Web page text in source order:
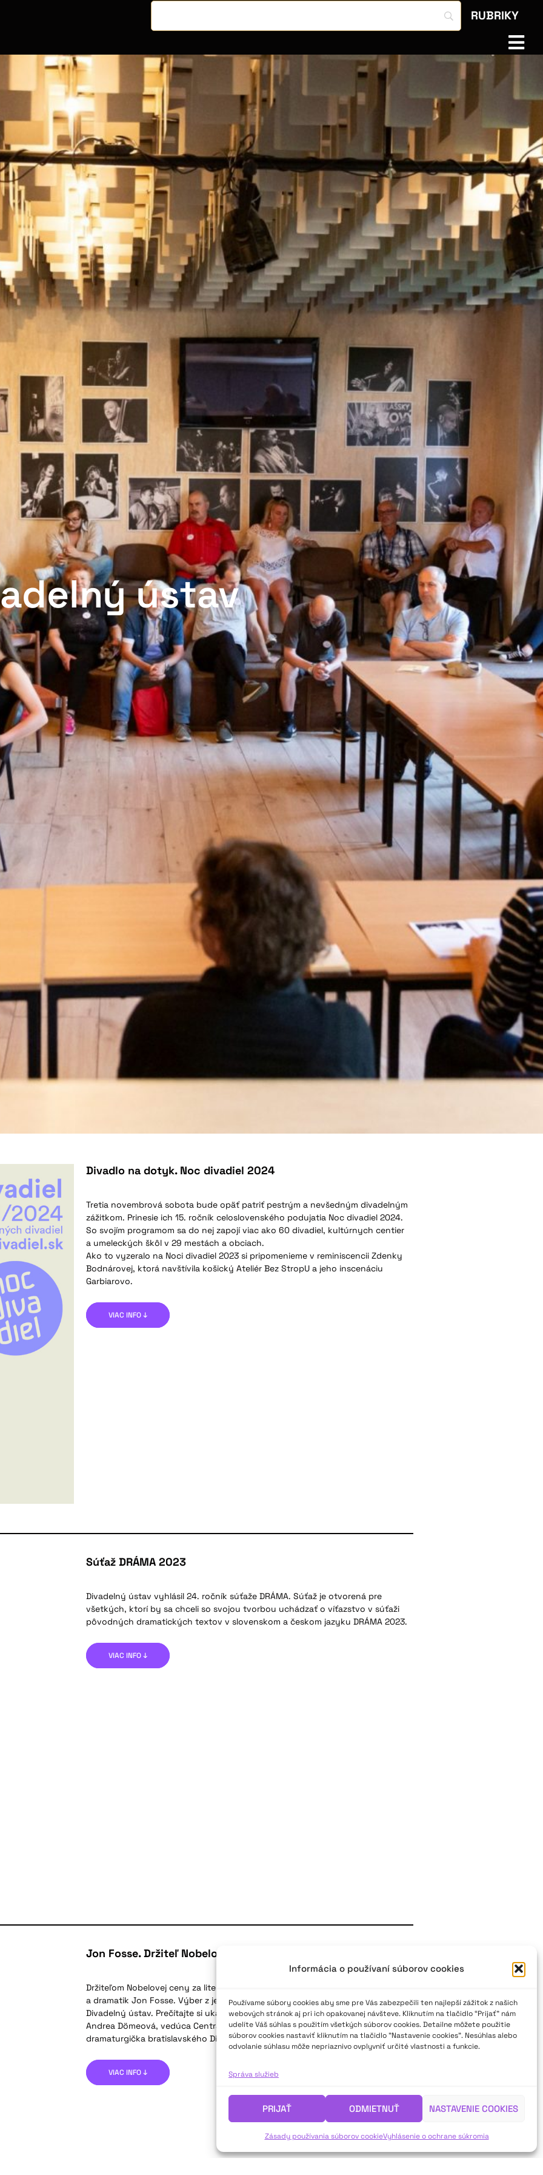
Informácia o používaní súborov cookies
Používame súbory cookies aby sme pre Vás zabezpečili ten najlepší zážitok z našich
webových stránok aj pri ich opakovanej návšteve. Kliknutím na tlačidlo “Prijať” nám
udelíte Váš súhlas s použitím všetkých súborov cookies. Detailne môžete použitie
súborov cookies nastaviť kliknutím na tlačidlo "Nastavenie cookies". Nesúhlas alebo
odvolanie súhlasu môže nepriaznivo ovplyvniť určité vlastnosti a funkcie.
Správa služieb
PRIJAŤ ODMIETNUŤ NASTAVENIE COOKIES
Zásady používania súborov cookieVyhlásenie o ochrane súkromia
RUBRIKY
ústav
Divadlo na dotyk. Noc divadiel 2024
Tretia novembrová sobota bude opäť patriť pestrým a nevšedným divadelným
zážitkom. Prinesie ich 15. ročník celoslovenského podujatia Noc divadiel 2024.
So svojím programom sa do nej zapojí viac ako 60 divadiel, kultúrnych centier
a umeleckých škôl v 29 mestách a obciach.
Ako to vyzeralo na Noci divadiel 2023 si pripomenieme v reminiscencii Zdenky
Bodnárovej, ktorá navštívila košický Ateliér Bez StropU a jeho inscenáciu
Garbiarovo.
VIAC INFO ↓
Súťaž DRÁMA 2023
Divadelný ústav vyhlásil 24. ročník súťaže DRÁMA. Súťaž je otvorená pre
všetkých, ktorí by sa chceli so svojou tvorbou uchádzať o víťazstvo v súťaži
pôvodných dramatických textov v slovenskom a českom jazyku DRÁMA 2023.
VIAC INFO ↓
Jon Fosse. Držiteľ Nobelovej ceny za literatúru 2023
Držiteľom Nobelovej ceny za literatúru za rok 2023 sa stal nórsky spisovateľ
a dramatik Jon Fosse. Výber z jeho dramatickej tvorby vydal v slovenčine
Divadelný ústav. Prečítajte si ukážku z jeho tvorby, ktorú pre Vás vybrala
Andrea Dömeová, vedúca Centra edičnej činnosti Divadelného ústavu a zároveň
dramaturgička bratislavského Divadla Astorka Korzo ’90.
VIAC INFO ↓